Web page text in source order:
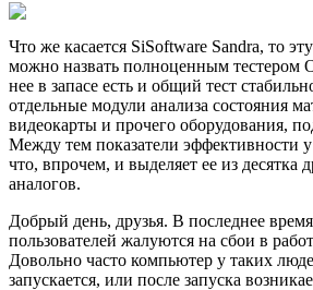
Что же касается SiSoftware Sandra, то
можно назвать полноценным тестером
нее в запасе есть и общий тест
отдельные модули анализа состояния
видеокарты и прочего оборудования,
Между тем показатели эффективности
что, впрочем, и выделяет ее из десятка
аналогов.
Добрый день, друзья. В последнее
пользователей жалуются на сбои в
Довольно часто компьютер у таких
запускается, или после запуска